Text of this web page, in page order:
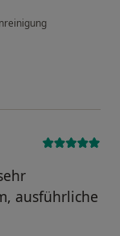
ausführliche